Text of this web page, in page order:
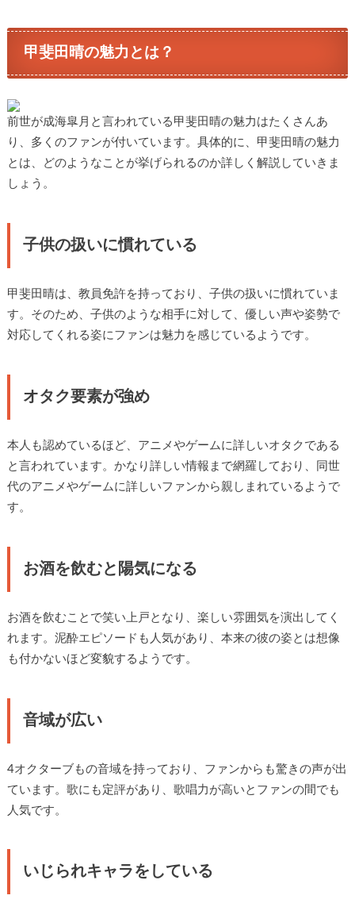
甲斐田晴の魅力とは？
前世が成海皐月と言われている甲斐田晴の魅力はたくさんあ
り、多くのファンが付いています。具体的に、甲斐田晴の魅力
とは、どのようなことが挙げられるのか詳しく解説していきま
しょう。
子供の扱いに慣れている
甲斐田晴は、教員免許を持っており、子供の扱いに慣れていま
す。そのため、子供のような相手に対して、優しい声や姿勢で
対応してくれる姿にファンは魅力を感じているようです。
オタク要素が強め
本人も認めているほど、アニメやゲームに詳しいオタクである
と言われています。かなり詳しい情報まで網羅しており、同世
代のアニメやゲームに詳しいファンから親しまれているようで
す。
お酒を飲むと陽気になる
お酒を飲むことで笑い上戸となり、楽しい雰囲気を演出してく
れます。泥酔エピソードも人気があり、本来の彼の姿とは想像
も付かないほど変貌するようです。
音域が広い
4オクターブもの音域を持っており、ファンからも驚きの声が出
ています。歌にも定評があり、歌唱力が高いとファンの間でも
人気です。
いじられキャラをしている